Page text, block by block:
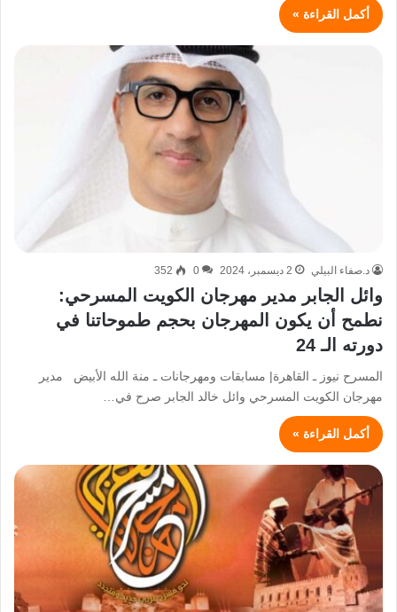
أكمل القراءة »
د.صفاء البيلي 2 ديسمبر، 2024 0
352
وائل الجابر مدير مهرجان الكويت المسرحي:
نطمح أن يكون المهرجان بحجم طموحاتنا في
دورته الـ 24
المسرح نيوز ـ القاهرة| مسابقات ومهرجانات ـ منة الله الأبيض مدير
مهرجان الكويت المسرحي وائل خالد الجابر صرح في…
أكمل القراءة »